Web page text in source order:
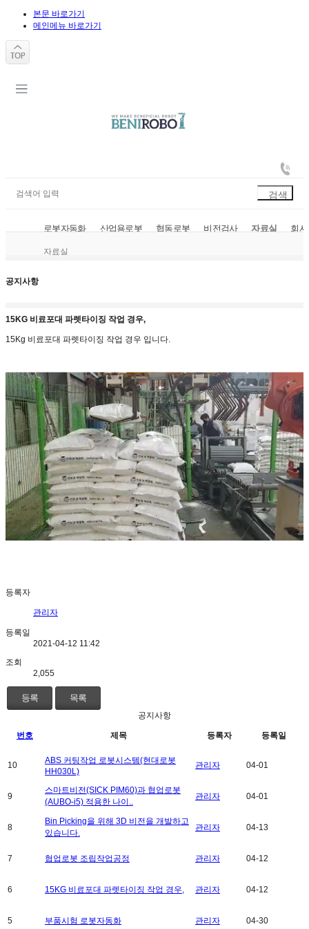
본문 바로가기
메인메뉴 바로가기
로봇자동화 산업용로봇 협동로봇 비전검사 자료실 회
자료실
공지사항
15KG 비료포대 파렛타이징 작업 경우,
15Kg 비료포대 파렛타이징 작업 경우 입니다.
등록자
관리자
등록일
2021-04-12 11:42
조회
2,055
등록 목록
공지사항
번호 제목 등록자 등록일
10
ABS 커팅작업 로봇시스템(현대로봇
HH030L)
관리자 04-01
9
스마트비전(SICK PIM60)과 협업로봇
(AUBO-i5) 적용한 나이..
관리자 04-01
8
Bin Picking을 위해 3D 비전을 개발하고
있습니다.
관리자 04-13
7 협업로봇 조립작업공정 관리자 04-12
6 15KG 비료포대 파렛타이징 작업 경우, 관리자 04-12
5 부품시험 로봇자동화 관리자 04-30